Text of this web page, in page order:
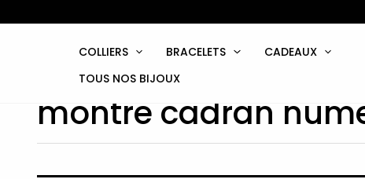
au
COLLIERS BRACELETS
CADEAUX
TOUS NOS BIJOUX
montre cadran